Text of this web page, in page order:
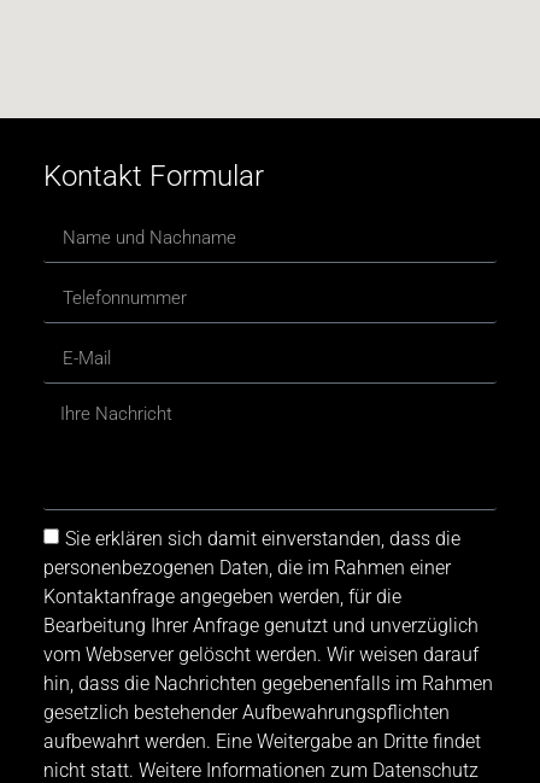
Kontakt Formular
Sie erklären sich damit einverstanden, dass die
personenbezogenen Daten, die im Rahmen einer
Kontaktanfrage angegeben werden, für die
Bearbeitung Ihrer Anfrage genutzt und unverzüglich
vom Webserver gelöscht werden. Wir weisen darauf
hin, dass die Nachrichten gegebenenfalls im Rahmen
gesetzlich bestehender Aufbewahrungspflichten
aufbewahrt werden. Eine Weitergabe an Dritte findet
nicht statt. Weitere Informationen zum Datenschutz